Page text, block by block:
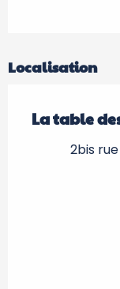
Localisation
La table
2bis